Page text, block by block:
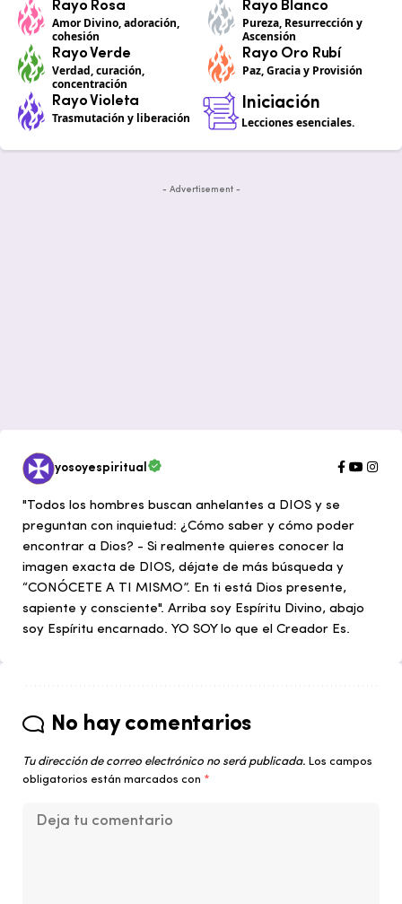
Rayo Rosa
Amor Divino, adoración,
cohesión
Rayo Blanco
Pureza, Resurrección y
Ascensión
Rayo Verde
Verdad, curación,
concentración
Rayo Oro Rubí
Paz, Gracia y Provisión
Rayo Violeta
Trasmutación y liberación
Iniciación
Lecciones esenciales.
- Advertisement -
yosoyespiritual
"Todos los hombres buscan anhelantes a DIOS y se
preguntan con inquietud: ¿Cómo saber y cómo poder
encontrar a Dios? - Si realmente quieres conocer la
imagen exacta de DIOS, déjate de más búsqueda y
“CONÓCETE A TI MISMO”. En ti está Dios presente,
sapiente y consciente". Arriba soy Espíritu Divino, abajo
soy Espíritu encarnado. YO SOY lo que el Creador Es.
No hay comentarios
Tu dirección de correo electrónico no será publicada. Los campos
obligatorios están marcados con *